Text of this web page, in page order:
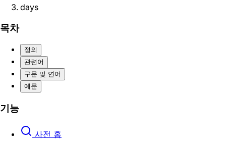
days
목차
정의
관련어
구문 및 연어
예문
기능
사전 홈